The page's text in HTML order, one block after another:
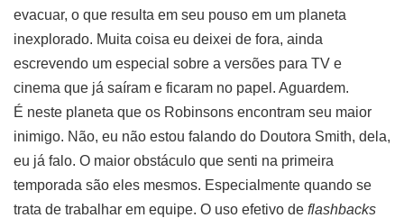
evacuar, o que resulta em seu pouso em um planeta
inexplorado. Muita coisa eu deixei de fora, ainda
escrevendo um especial sobre a versões para TV e
cinema que já saíram e ficaram no papel. Aguardem.
É neste planeta que os Robinsons encontram seu maior
inimigo. Não, eu não estou falando do Doutora Smith, dela,
eu já falo. O maior obstáculo que senti na primeira
temporada são eles mesmos. Especialmente quando se
trata de trabalhar em equipe. O uso efetivo de flashbacks